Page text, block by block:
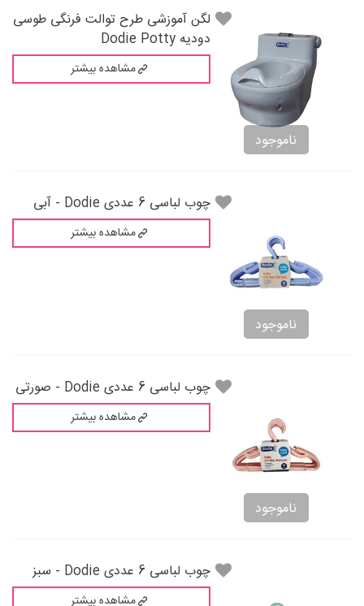
ناموجود
لگن آموزشی طرح توالت فرنگی طوسی
دودیه Dodie Potty
مشاهده بیشتر
ناموجود
چوب لباسی 6 عددی Dodie - آبی
مشاهده بیشتر
ناموجود
چوب لباسی 6 عددی Dodie - صورتی
مشاهده بیشتر
چوب لباسی 6 عددی Dodie - سبز
مشاهده بیشتر